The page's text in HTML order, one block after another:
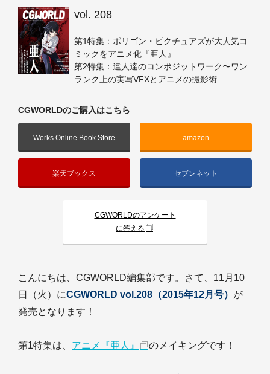
vol. 208
第1特集：ポリゴン・ピクチュアズが大人気コ
ミックをアニメ化『亜人』
第2特集：達人達のコンポジットワーク〜ワン
ランク上の実写VFXとアニメの撮影術
CGWORLDのご購入はこちら
Works Online Book Store amazon
楽天ブックス セブンネット
CGWORLDのアンケート
に答える
こんにちは、CGWORLD編集部です。さて、11月10
日（火）にCGWORLD vol.208（2015年12月号） が
発売となります！
第1特集は、 アニメ『亜人』 のメイキングです！